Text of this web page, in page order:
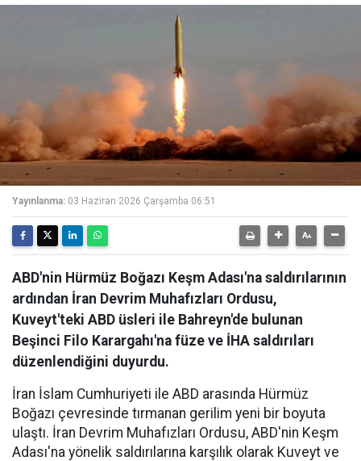
Yayınlanma: 03 Haziran 2026 Çarşamba 06:51
ABD'nin Hürmüz Boğazı Keşm Adası'na saldırılarının
ardından İran Devrim Muhafızları Ordusu,
Kuveyt'teki ABD üsleri ile Bahreyn'de bulunan
Beşinci Filo Karargahı'na füze ve İHA saldırıları
düzenlendiğini duyurdu.
İran İslam Cumhuriyeti ile ABD arasında Hürmüz
Boğazı çevresinde tırmanan gerilim yeni bir boyuta
ulaştı. İran Devrim Muhafızları Ordusu, ABD'nin Keşm
Adası'na yönelik saldırılarına karşılık olarak Kuveyt ve